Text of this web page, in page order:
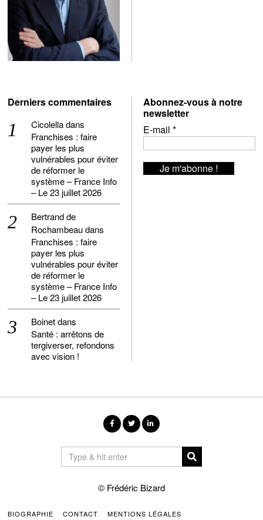
Derniers commentaires
Cicolelladans
Franchises : faire
payer les plus
vulnérables pour éviter
de réformer le
système – France Info
– Le 23 juillet 2026
Bertrand de
Rochambeaudans
Franchises : faire
payer les plus
vulnérables pour éviter
de réformer le
système – France Info
– Le 23 juillet 2026
Boinetdans
Santé : arrêtons de
tergiverser, refondons
avec vision !
Abonnez-vous à notre
newsletter
E-mail *
© Frédéric Bizard
BIOGRAPHIE CONTACT
MENTIONS LÉGALES